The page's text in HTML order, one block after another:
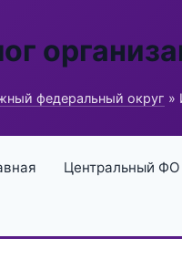
федеральный округ »
Центральный ФО